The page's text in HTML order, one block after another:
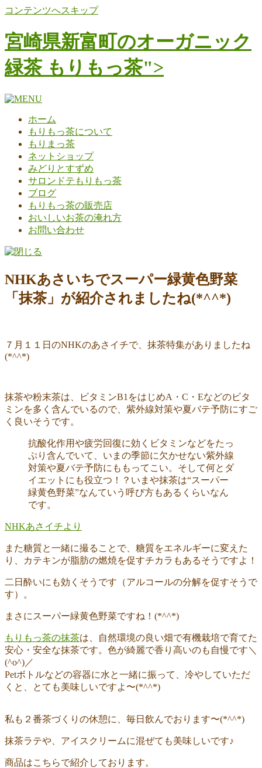
コンテンツへスキップ
宮崎県新富町のオーガニック
緑茶 もりもっ茶">
ホーム
もりもっ茶について
もりまっ茶
ネットショップ
みどりとすずめ
サロンドテもりもっ茶
ブログ
もりもっ茶の販売店
おいしいお茶の淹れ方
お問い合わせ
NHKあさいちでスーパー緑黄色野菜
「抹茶」が紹介されましたね(*^^*)
７月１１日のNHKのあさイチで、抹茶特集がありましたね
(*^^*)
抹茶や粉末茶は、ビタミンB1をはじめA・C・Eなどのビタ
ミンを多く含んでいるので、紫外線対策や夏バテ予防にすご
く良いそうです。
抗酸化作用や疲労回復に効くビタミンなどをたっ
ぷり含んでいて、いまの季節に欠かせない紫外線
対策や夏バテ予防にももってこい。そして何とダ
イエットにも役立つ！？いまや抹茶は“スーパー
緑黄色野菜”なんていう呼び方もあるくらいなん
です。
NHKあさイチより
また糖質と一緒に撮ることで、糖質をエネルギーに変えた
り、カテキンが脂肪の燃焼を促すチカラもあるそうですよ！
二日酔いにも効くそうです（アルコールの分解を促すそうで
す）。
まさにスーパー緑黄色野菜ですね！(*^^*)
もりもっ茶の抹茶は、自然環境の良い畑で有機栽培で育てた
安心・安全な抹茶です。色が綺麗で香り高いのも自慢です＼
(^o^)／
Petボトルなどの容器に水と一緒に振って、冷やしていただ
くと、とても美味しいですよ〜(*^^*)
私も２番茶づくりの休憩に、毎日飲んでおります〜(*^^*)
抹茶ラテや、アイスクリームに混ぜても美味しいです♪
商品はこちらで紹介しております。